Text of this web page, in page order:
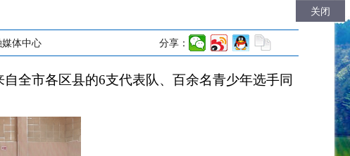
体中心 分享：
全市各区县的6支代表队、百余名青少年选手同
关闭